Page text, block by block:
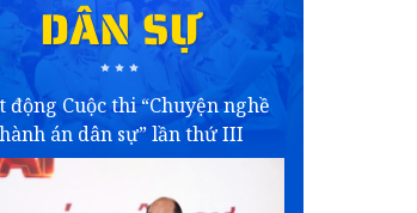
động Cuộc thi “Chuyện nghề
án dân sự” lần thứ III